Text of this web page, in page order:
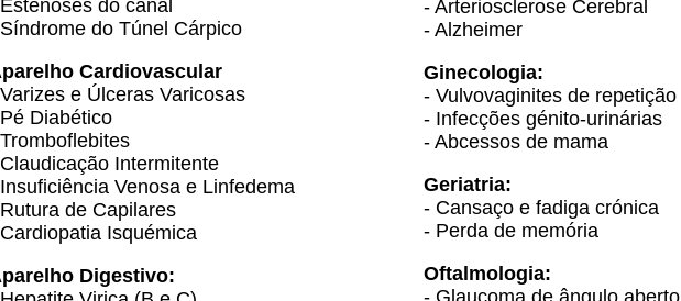
do canal
do Túnel Cárpico
Cardiovascular
e Úlceras Varicosas
Diabético
Intermitente
Venosa e Linfedema
de Capilares
Isquémica
Digestivo:
- Arteriosclerose Cerebral
- Alzheimer
Ginecologia:
- Vulvovaginites de repetição
- Infecções génito-urinárias
- Abcessos de mama
Geriatria:
- Cansaço e fadiga crónica
- Perda de memória
Oftalmologia:
- Glaucoma de ângulo aberto